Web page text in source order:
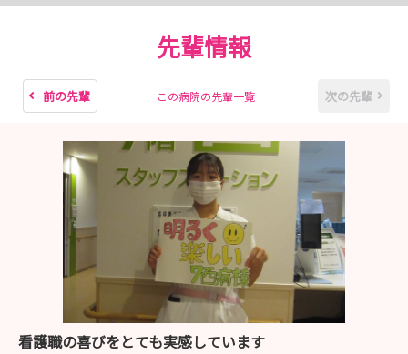
•10:00～10:30 病院・看護部の概要と教育体制について
•10:30～11:40 病院案内
•11:40～12:00 まとめ
•看護学生、再就職をお考えの有資格者の方。
その他
•服装は華美にならないようにお願いします。
•音のしない靴をご用意ください。
先輩情報
前の先輩 この病院の先輩一覧 次の先輩
看護職の喜びをとても実感しています